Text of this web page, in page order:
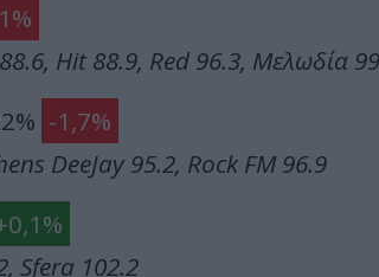
Hit 88.9, Red 96.3, Μελωδία
-1,7%
DeeJay 95.2, Rock FM 96.9
Sfera 102.2